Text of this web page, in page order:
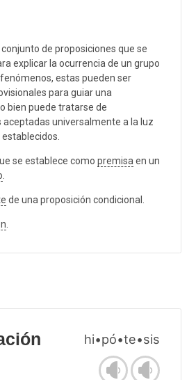
de proposiciones que se
explicar la ocurrencia de un grupo
estas pueden ser
para guiar una
bien puede tratarse de
aceptadas universalmente a la luz
se establece como premisa en un
de una proposición condicional.
hi•pó•te•sis